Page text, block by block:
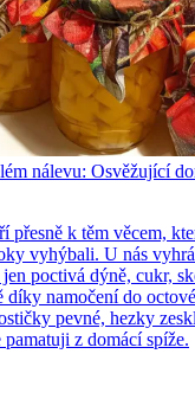
nálevu: Osvěžující
přesně k těm věcem,
vyhýbali. U nás
poctivá dýně, cukr,
díky namočení do
pevné, hezky
z domácí spíže.